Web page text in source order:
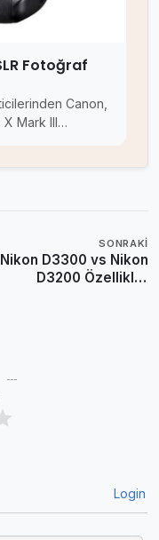
Fotoğraf
Canon,
X Mark III…
SONRAKI
Nikon D3300 vs Nikon
D3200 Özellikler
Login